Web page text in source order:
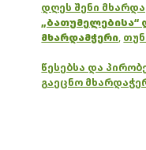
დღეს შენი
„ბათუმელებისა“
მხარდამჭერი,
წესებსა და
გაეცნო